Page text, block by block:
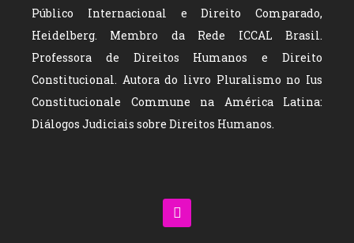
Público Internacional e Direito Comparado,
Heidelberg. Membro da Rede ICCAL Brasil.
Professora de Direitos Humanos e Direito
Constitucional. Autora do livro Pluralismo no Ius
Constitucionale Commune na América Latina:
Diálogos Judiciais sobre Direitos Humanos.